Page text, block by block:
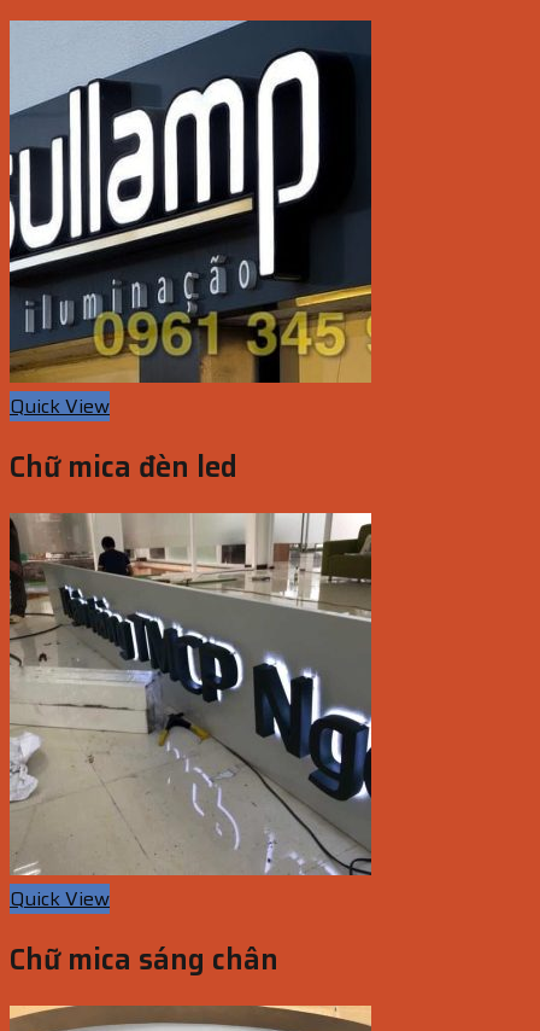
Quick View
Chữ mica đèn led
Quick View
Chữ mica sáng chân